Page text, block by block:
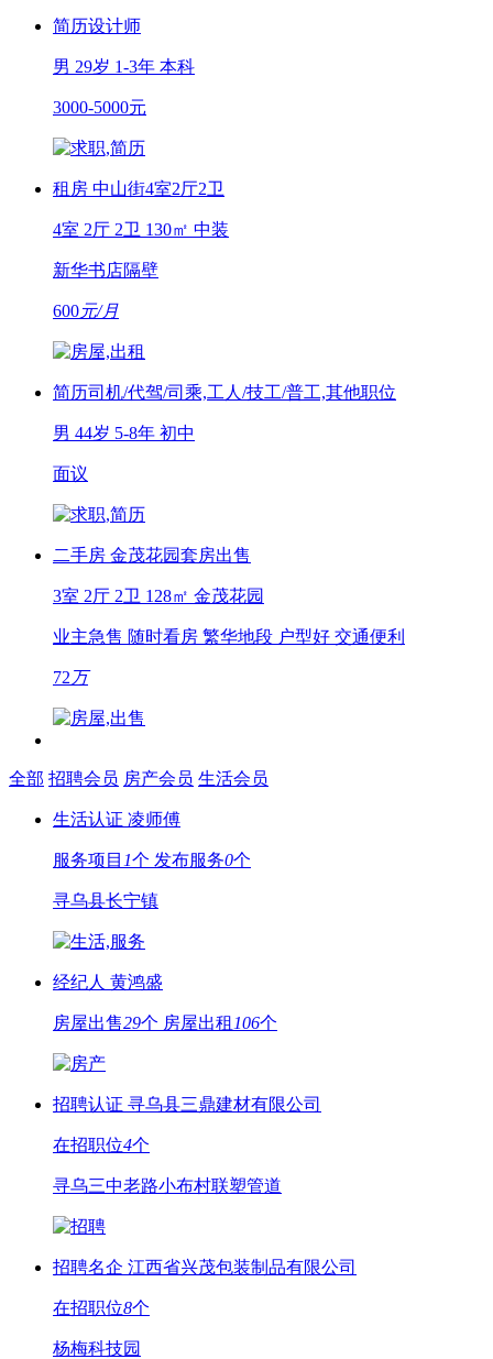
简历设计师
男 29岁 1-3年 本科
3000-5000元
租房 中山街4室2厅2卫
4室 2厅 2卫 130㎡ 中装
新华书店隔壁
600元/月
简历司机/代驾/司乘,工人/技工/普工,其他职位
男 44岁 5-8年 初中
面议
二手房 金茂花园套房出售
3室 2厅 2卫 128㎡ 金茂花园
业主急售 随时看房 繁华地段 户型好 交通便利
72 万
全部 招聘会员 房产会员 生活会员
生活认证 凌师傅
服务项目 1个 发布服务0个
寻乌县长宁镇
经纪人 黄鸿盛
房屋出售29个 房屋出租 106个
招聘认证 寻乌县三鼎建材有限公司
在招职位4个
寻乌三中老路小布村联塑管道
招聘名企 江西省兴茂包装制品有限公司
在招职位8个
杨梅科技园